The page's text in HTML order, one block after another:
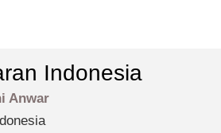
Indonesia
Anwar